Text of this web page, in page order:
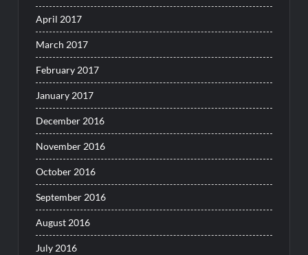
April 2017
March 2017
February 2017
January 2017
December 2016
November 2016
October 2016
September 2016
August 2016
July 2016